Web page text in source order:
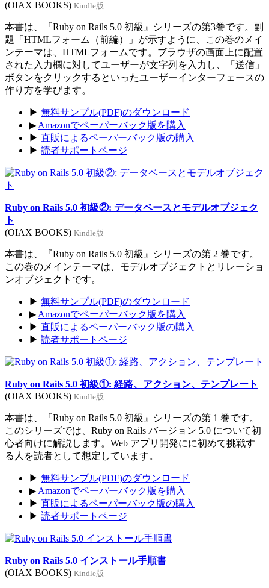
(OIAX BOOKS) Kindle版
本書は、『Ruby on Rails 5.0 初級』シリーズの第3巻です。副
題「HTMLフォーム（前編）」が示すように、この巻のメイ
ンテーマは、HTMLフォームです。ブラウザの画面上に配置
された入力欄に対してユーザーが文字列を入力し、「送信」
ボタンをクリックするといったユーザーインターフェースの
作り方を学びます。
▶ 無料サンプル(PDF)のダウンロード
▶ Amazonでペーパーバック版を購入
▶ 直販によるペーパーバック版の購入
▶ 読者サポートページ
Ruby on Rails 5.0 初級②: データベースとモデルオブジェク
ト
(OIAX BOOKS) Kindle版
本書は、『Ruby on Rails 5.0 初級』シリーズの第 2 巻です。
この巻のメインテーマは、モデルオブジェクトとリレーショ
ンオブジェクトです。
▶ 無料サンプル(PDF)のダウンロード
▶ Amazonでペーパーバック版を購入
▶ 直販によるペーパーバック版の購入
▶ 読者サポートページ
Ruby on Rails 5.0 初級①: 経路、アクション、テンプレート
(OIAX BOOKS) Kindle版
本書は、『Ruby on Rails 5.0 初級』シリーズの第 1 巻です。
このシリーズでは、Ruby on Rails バージョン 5.0 について初
心者向けに解説します。Web アプリ開発にに初めて挑戦す
る人を読者として想定しています。
▶ 無料サンプル(PDF)のダウンロード
▶ Amazonでペーパーバック版を購入
▶ 直販によるペーパーバック版の購入
▶ 読者サポートページ
Ruby on Rails 5.0 インストール手順書
(OIAX BOOKS) Kindle版